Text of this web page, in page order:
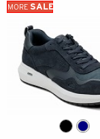
MORE SALE